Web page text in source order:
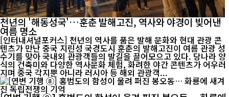
천년의 '해동성국'…훈춘 발해고진, 역사와 야경이 빚어낸
여름 명소
[인터내셔널포커스] 천년의 역사를 품은 발해 문화와 현대 관광 콘
텐츠가 만난 중국 지린성 국경도시 훈춘의 발해고진이 여름 관광 성
수기를 맞아 국내외 관광객들의 발길을 끌어모으고 있다. 당나라 양
식의 건축미와 다양한 역사문화 체험, 화려한 야간 콘텐츠가 어우러
지며 중국 각지뿐 아니라 러시아 등 해외 관광객...